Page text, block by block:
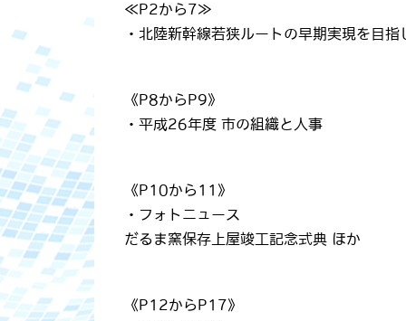
≪P2から7≫
・北陸新幹線若狭ルートの早期実現を目指
《P8からP9》
・平成26年度 市の組織と人事
《P10から11》
・フォトニュース
だるま窯保存上屋竣工記念式典 ほか
《P12からP17》